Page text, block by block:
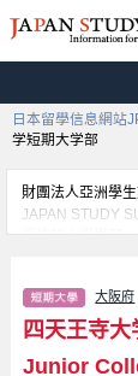
日本留學信息網站
学短期大学部
財團法人亞洲學
JAPAN STUDY
學校的大學學部
訊、設施介紹、
閱及利用此網站。
大阪府
四天王寺
Junior